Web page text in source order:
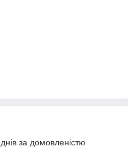
за домовленістю